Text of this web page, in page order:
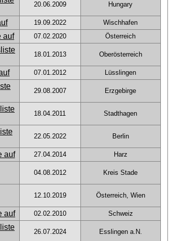
20.06.2009 Hungary
19.09.2022
Wischhafen
07.02.2020 Österreich
18.01.2013 Oberösterreich
07.01.2012 Lüsslingen
29.08.2007 Erzgebirge
18.04.2011 Stadthagen
22.05.2022 Berlin
27.04.2014 Harz
04.08.2012 Kreis Stade
12.10.2019 Österreich, Wien
02.02.2010 Schweiz
26.07.2024 Esslingen a.N.